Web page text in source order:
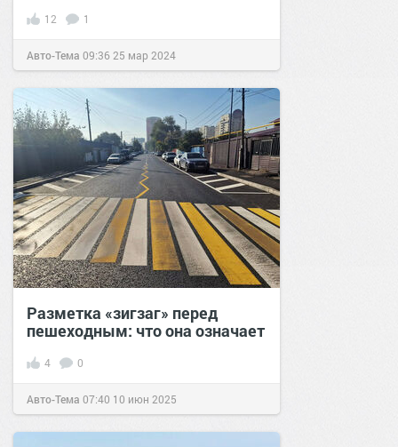
12 1
Авто-Тема 09:36 25 мар 2024
Разметка «зигзаг» перед
пешеходным: что она означает
4 0
Авто-Тема 07:40 10 июн 2025